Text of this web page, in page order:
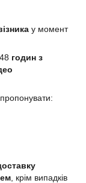
у момент
годин з
, крім випадків